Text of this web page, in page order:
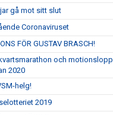
gå mot sitt slut
Coronaviruset
FÖR GUSTAV BRASCH!
och motionslopp
2020
helg!
2019